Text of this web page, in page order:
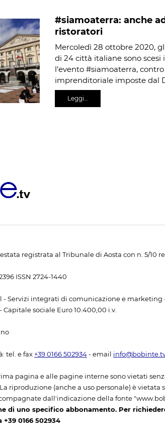
#siamoaterra: anche
ristoratori
Mercoledì 28 ottobre 2020,
di 24 città italiane sono scesi
l’evento #siamoaterra,
imprenditoriale imposte dal
Leggi…
registrata al Tribunale di Aosta con n. 5/10
ISSN 2724-1440
- Servizi integrati di comunicazione e marketing
Capitale sociale Euro 10.400,00 i.v.
tel. e fax +39 0166 502934 - email
pagina e alle pagine interne sono vietati
riproduzione (anche a uso personale) è
dall'indicazione della fonte
di uno specifico abbonamento. Per
0166 502934